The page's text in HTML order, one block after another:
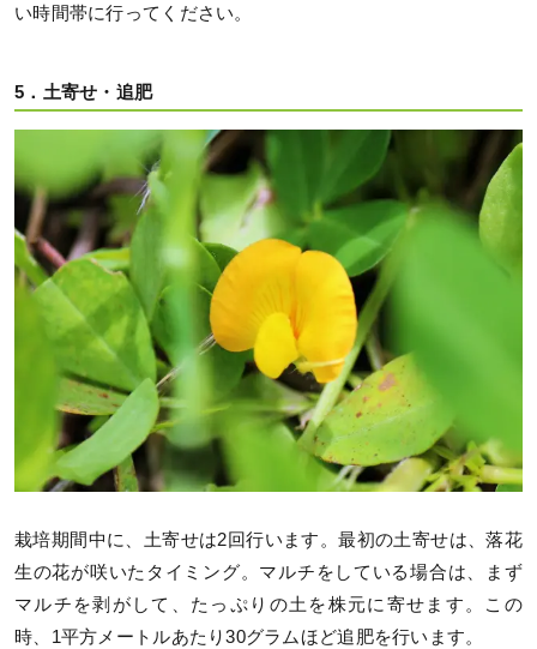
い時間帯に行ってください。
5．土寄せ・追肥
栽培期間中に、土寄せは2回行います。最初の土寄せは、落花
生の花が咲いたタイミング。マルチをしている場合は、まず
マルチを剥がして、たっぷりの土を株元に寄せます。この
時、1平方メートルあたり30グラムほど追肥を行います。